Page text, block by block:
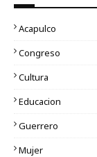
Acapulco
Congreso
Cultura
Educacion
Guerrero
Mujer